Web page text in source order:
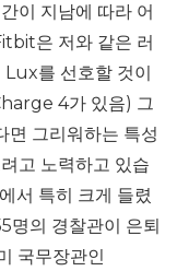
이 지남에 따라 어
은 저와 같은 러
Lux를 선호할 것이
4가 있음) 그
면 그리워하는 특성
고 노력하고 있습
서 특히 크게 들렸
명의 경찰관이 은퇴
국무장관인